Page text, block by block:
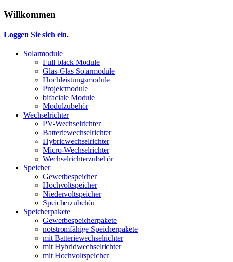
Willkommen
Loggen Sie sich ein.
Solarmodule
Full black Module
Glas-Glas Solarmodule
Hochleistungsmodule
Projektmodule
bifaciale Module
Modulzubehör
Wechselrichter
PV-Wechselrichter
Batteriewechselrichter
Hybridwechselrichter
Micro-Wechselrichter
Wechselrichterzubehör
Speicher
Gewerbespeicher
Hochvoltspeicher
Niedervoltspeicher
Speicherzubehör
Speicherpakete
Gewerbespeicherpakete
notstromfähige Speicherpakete
mit Batteriewechselrichter
mit Hybridwechselrichter
mit Hochvoltspeicher